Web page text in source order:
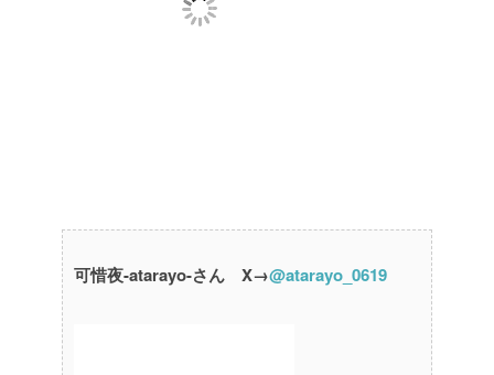
可惜夜-atarayo-さん X→@atarayo_0619